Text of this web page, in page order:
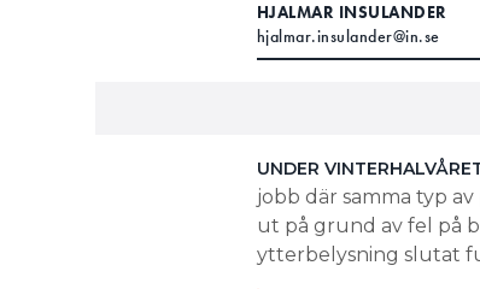
HJALMAR INSULANDER
hjalmar.insulander@in.se
UNDER
jobb där samma typ
ut på grund av fel på
ytterbelysning slutat